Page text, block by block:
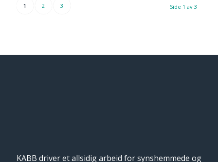
Side 1 av 3
1 2 3
KABB driver et allsidig arbeid for synshemmede og